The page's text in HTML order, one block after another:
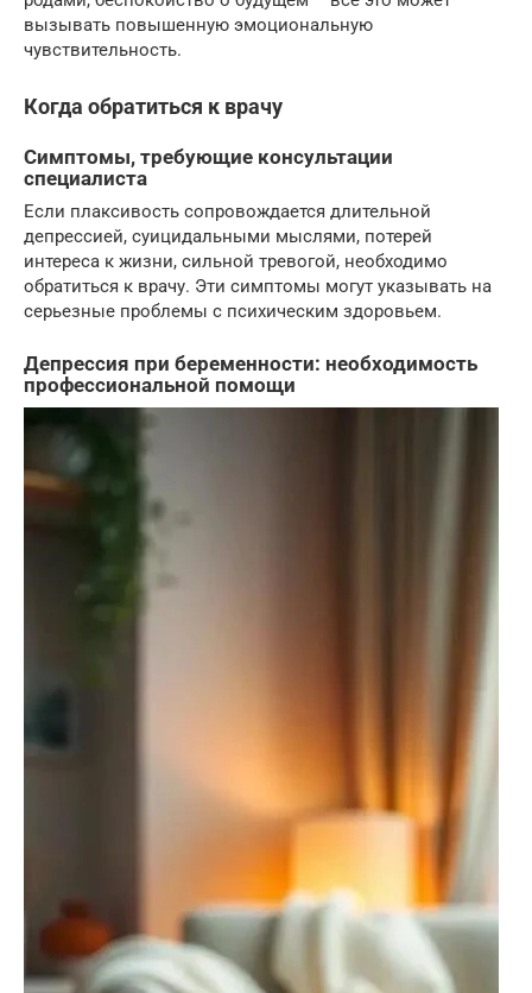
вызывать повышенную эмоциональную
чувствительность.
Когда обратиться к врачу
Симптомы, требующие консультации
специалиста
Если плаксивость сопровождается длительной
депрессией, суицидальными мыслями, потерей
интереса к жизни, сильной тревогой, необходимо
обратиться к врачу. Эти симптомы могут указывать на
серьезные проблемы с психическим здоровьем.
Депрессия при беременности: необходимость
профессиональной помощи